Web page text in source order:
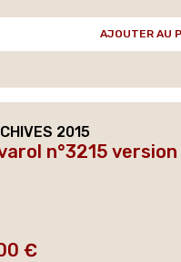
AJOUTER AU
2015
n°3215
€